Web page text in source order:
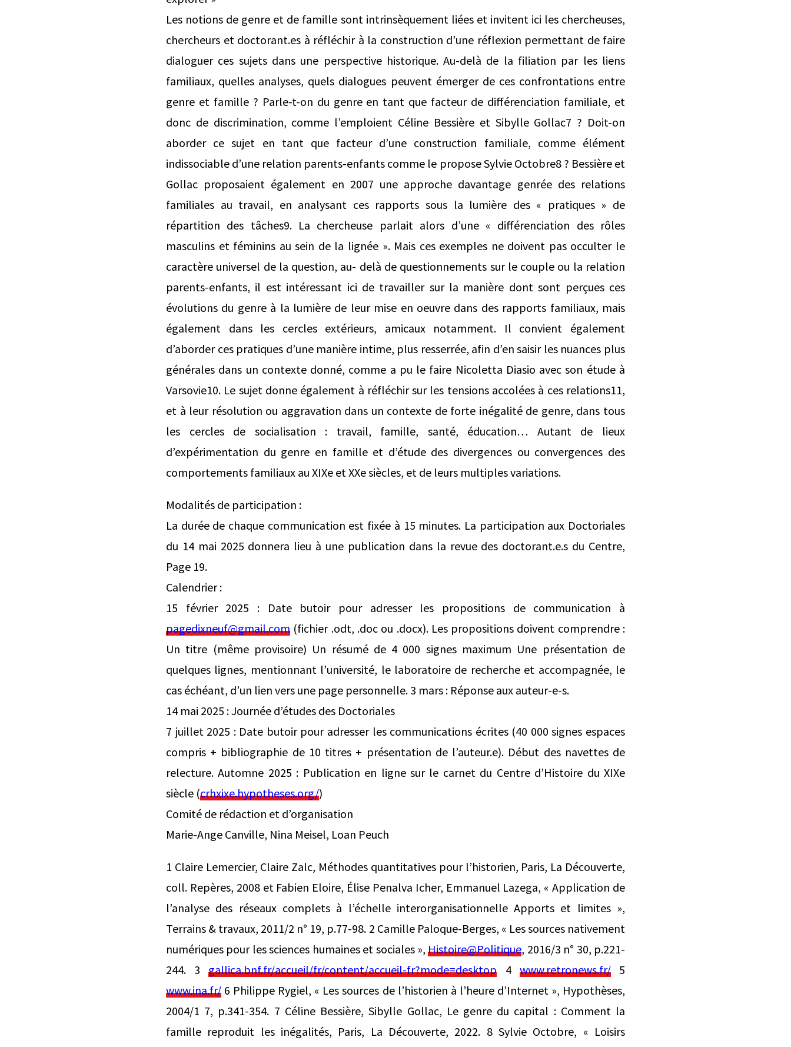
Les notions de genre et de famille sont intrinsèquement liées et invitent ici les chercheuses,
chercheurs et doctorant.es à réfléchir à la construction d’une réflexion permettant de faire
dialoguer ces sujets dans une perspective historique. Au-delà de la filiation par les liens
familiaux, quelles analyses, quels dialogues peuvent émerger de ces confrontations entre
genre et famille ? Parle-t-on du genre en tant que facteur de différenciation familiale, et
donc de discrimination, comme l’emploient Céline Bessière et Sibylle Gollac7 ? Doit-on
aborder ce sujet en tant que facteur d’une construction familiale, comme élément
indissociable d’une relation parents-enfants comme le propose Sylvie Octobre8 ? Bessière et
Gollac proposaient également en 2007 une approche davantage genrée des relations
familiales au travail, en analysant ces rapports sous la lumière des « pratiques » de
répartition des tâches9. La chercheuse parlait alors d’une « différenciation des rôles
masculins et féminins au sein de la lignée ». Mais ces exemples ne doivent pas occulter le
caractère universel de la question, au- delà de questionnements sur le couple ou la relation
parents-enfants, il est intéressant ici de travailler sur la manière dont sont perçues ces
évolutions du genre à la lumière de leur mise en oeuvre dans des rapports familiaux, mais
également dans les cercles extérieurs, amicaux notamment. Il convient également
d’aborder ces pratiques d’une manière intime, plus resserrée, afin d’en saisir les nuances plus
générales dans un contexte donné, comme a pu le faire Nicoletta Diasio avec son étude à
Varsovie10. Le sujet donne également à réfléchir sur les tensions accolées à ces relations11,
et à leur résolution ou aggravation dans un contexte de forte inégalité de genre, dans tous
les cercles de socialisation : travail, famille, santé, éducation… Autant de lieux
d’expérimentation du genre en famille et d’étude des divergences ou convergences des
comportements familiaux au XIXe et XXe siècles, et de leurs multiples variations.
Modalités de participation :
La durée de chaque communication est fixée à 15 minutes. La participation aux Doctoriales
du 14 mai 2025 donnera lieu à une publication dans la revue des doctorant.e.s du Centre,
Page 19.
Calendrier :
15 février 2025 : Date butoir pour adresser les propositions de communication à
pagedixneuf@gmail.com (fichier .odt, .doc ou .docx). Les propositions doivent comprendre :
Un titre (même provisoire) Un résumé de 4 000 signes maximum Une présentation de
quelques lignes, mentionnant l’université, le laboratoire de recherche et accompagnée, le
cas échéant, d’un lien vers une page personnelle. 3 mars : Réponse aux auteur-e-s.
14 mai 2025 : Journée d’études des Doctoriales
7 juillet 2025 : Date butoir pour adresser les communications écrites (40 000 signes espaces
compris + bibliographie de 10 titres + présentation de l’auteur.e). Début des navettes de
relecture. Automne 2025 : Publication en ligne sur le carnet du Centre d’Histoire du XIXe
siècle (crhxixe.hypotheses.org/)
Comité de rédaction et d’organisation
Marie-Ange Canville, Nina Meisel, Loan Peuch
1 Claire Lemercier, Claire Zalc, Méthodes quantitatives pour l’historien, Paris, La Découverte,
coll. Repères, 2008 et Fabien Eloire, Élise Penalva Icher, Emmanuel Lazega, « Application de
l’analyse des réseaux complets à l’échelle interorganisationnelle Apports et limites »,
Terrains & travaux, 2011/2 n° 19, p.77-98. 2 Camille Paloque-Berges, « Les sources nativement
numériques pour les sciences humaines et sociales »,Histoire@Politique, 2016/3 n° 30, p.221-
244. 3gallica.bnf.fr/accueil/fr/content/accueil-fr?mode=desktop 4 www.retronews.fr/5
www.ina.fr/ 6 Philippe Rygiel, « Les sources de l’historien à l’heure d’Internet », Hypothèses,
2004/1 7, p.341-354. 7 Céline Bessière, Sibylle Gollac, Le genre du capital : Comment la
famille reproduit les inégalités, Paris, La Découverte, 2022. 8 Sylvie Octobre, « Loisirs